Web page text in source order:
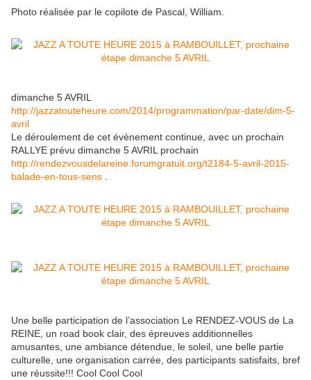
Photo réalisée par le copilote de Pascal, William.
dimanche 5 AVRIL
http://jazzatouteheure.com/2014/programmation/par-date/dim-5-
avril
Le déroulement de cet évènement continue, avec un prochain
RALLYE prévu dimanche 5 AVRIL prochain
http://rendezvousdelareine.forumgratuit.org/t2184-5-avril-2015-
balade-en-tous-sens
Une belle participation de l’association Le RENDEZ-VOUS de La
REINE, un road book clair, des épreuves additionnelles
amusantes, une ambiance détendue, le soleil, une belle partie
culturelle, une organisation carrée, des participants satisfaits, bref
une réussite!!! Cool Cool Cool